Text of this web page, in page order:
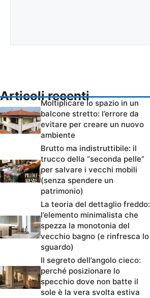
Articoli recenti
Moltiplicare lo spazio in un
balcone stretto: l’errore da
evitare per creare un nuovo
ambiente
Brutto ma indistruttibile: il
trucco della “seconda pelle”
per salvare i vecchi mobili
(senza spendere un
patrimonio)
La teoria del dettaglio freddo:
l’elemento minimalista che
spezza la monotonia del
vecchio bagno (e rinfresca lo
sguardo)
Il segreto dell’angolo cieco:
perché posizionare lo
specchio dove non batte il
sole è la vera svolta estiva